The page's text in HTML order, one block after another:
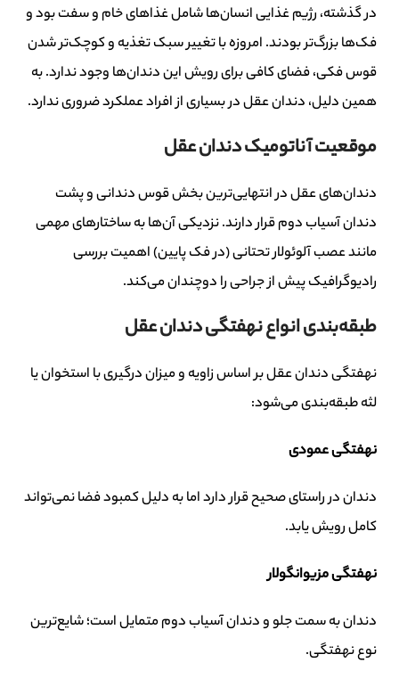
در گذشته، رژیم غذایی انسان‌ها شامل غذاهای خام و سفت بود و
فک‌ها بزرگ‌تر بودند. امروزه با تغییر سبک تغذیه و کوچک‌تر شدن
قوس فکی، فضای کافی برای رویش این دندان‌ها وجود ندارد. به
همین دلیل، دندان عقل در بسیاری از افراد عملکرد ضروری ندارد.
موقعیت آناتومیک دندان عقل
دندان‌های عقل در انتهایی‌ترین بخش قوس دندانی و پشت
دندان آسیاب دوم قرار دارند. نزدیکی آن‌ها به ساختارهای مهمی
مانند عصب آلوئولار تحتانی (در فک پایین) اهمیت بررسی
رادیوگرافیک پیش از جراحی را دوچندان می‌کند.
طبقه‌بندی انواع نهفتگی دندان عقل
نهفتگی دندان عقل بر اساس زاویه و میزان درگیری با استخوان یا
لثه طبقه‌بندی می‌شود:
نهفتگی عمودی
دندان در راستای صحیح قرار دارد اما به دلیل کمبود فضا نمی‌تواند
کامل رویش یابد.
نهفتگی مزیوانگولار
دندان به سمت جلو و دندان آسیاب دوم متمایل است؛ شایع‌ترین
نوع نهفتگی.